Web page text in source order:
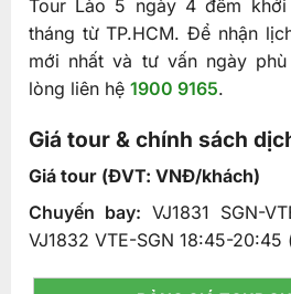
Tour Lào 5 ngày 4 đêm khởi
tháng từ TP.HCM. Để nhận
mới nhất và tư vấn ngày
lòng liên hệ 1900 9165.
Giá tour & chính sách
Giá tour (ĐVT: VNĐ/khách)
Chuyến bay: VJ1831 SGN-
VJ1832 VTE-SGN 18:45-20:45